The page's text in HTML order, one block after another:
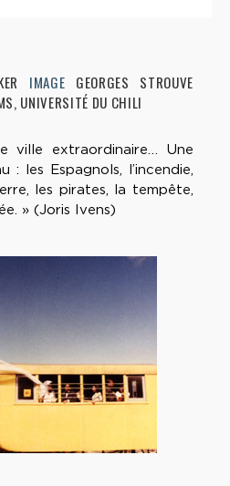
IMAGE GEORGES STROUVE
UNIVERSITÉ DU CHILI
ville extraordinaire… Une
les Espagnols, l’incendie,
les pirates, la tempête,
» (Joris Ivens)